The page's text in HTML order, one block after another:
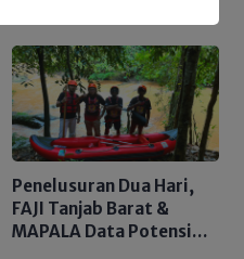
Penelusuran Dua Hari,
FAJI Tanjab Barat &
MAPALA Data Potensi